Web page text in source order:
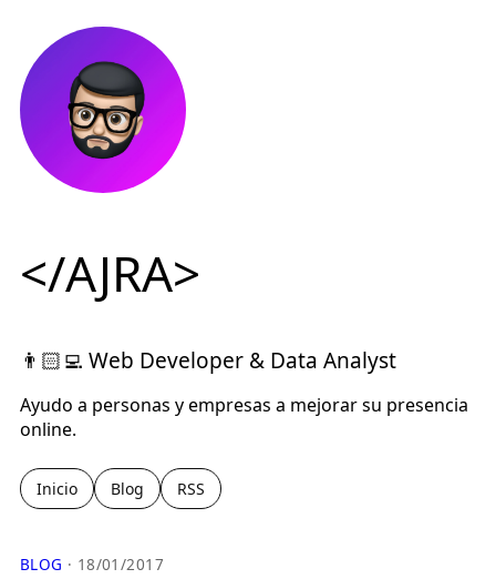
</AJRA>
👨🏻‍💻 Web Developer & Data Analyst
Ayudo a personas y empresas a mejorar su presencia
online.
Inicio Blog RSS
BLOG · 18/01/2017